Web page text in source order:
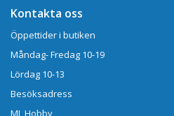
Kontakta oss
Öppettider i butiken
Måndag- Fredag 10-19
Lördag 10-13
Besöksadress
ML Hobby